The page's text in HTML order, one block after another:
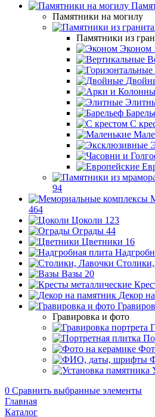
Памятники на могилу
Памятники из
Эконом
С
94
464
Цоколи 123
Ограды 44
Цветники 16
Вазы 20
Декор
Гравировка и фото
0 Сравнить выбранные элементы
Главная
Каталог